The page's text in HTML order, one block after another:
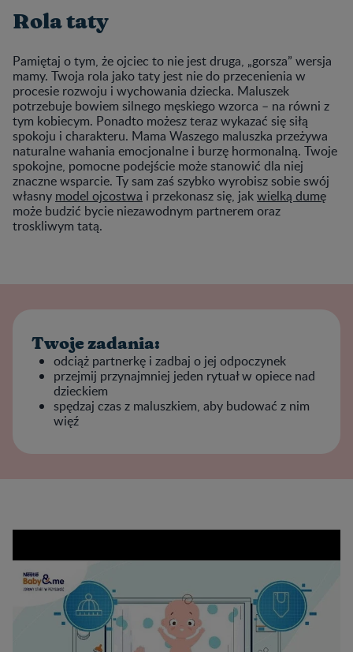
Rola taty
Pamiętaj o tym, że ojciec to nie jest druga, „gorsza” wersja
mamy. Twoja rola jako taty jest nie do przecenienia w
procesie rozwoju i wychowania dziecka. Maluszek
potrzebuje bowiem silnego męskiego wzorca – na równi z
tym kobiecym. Ponadto możesz teraz wykazać się siłą
spokoju i charakteru. Mama Waszego maluszka przeżywa
naturalne wahania emocjonalne i burzę hormonalną. Twoje
spokojne, pomocne podejście może stanowić dla niej
znaczne wsparcie. Ty sam zaś szybko wyrobisz sobie swój
własny model ojcostwa i przekonasz się, jakwielką dumę
może budzić bycie niezawodnym partnerem oraz
troskliwym tatą.
Twoje zadania:
odciąż partnerkę i zadbaj o jej odpoczynek
przejmij przynajmniej jeden rytuał w opiece nad
dzieckiem
spędzaj czas z maluszkiem, aby budować z nim
więź